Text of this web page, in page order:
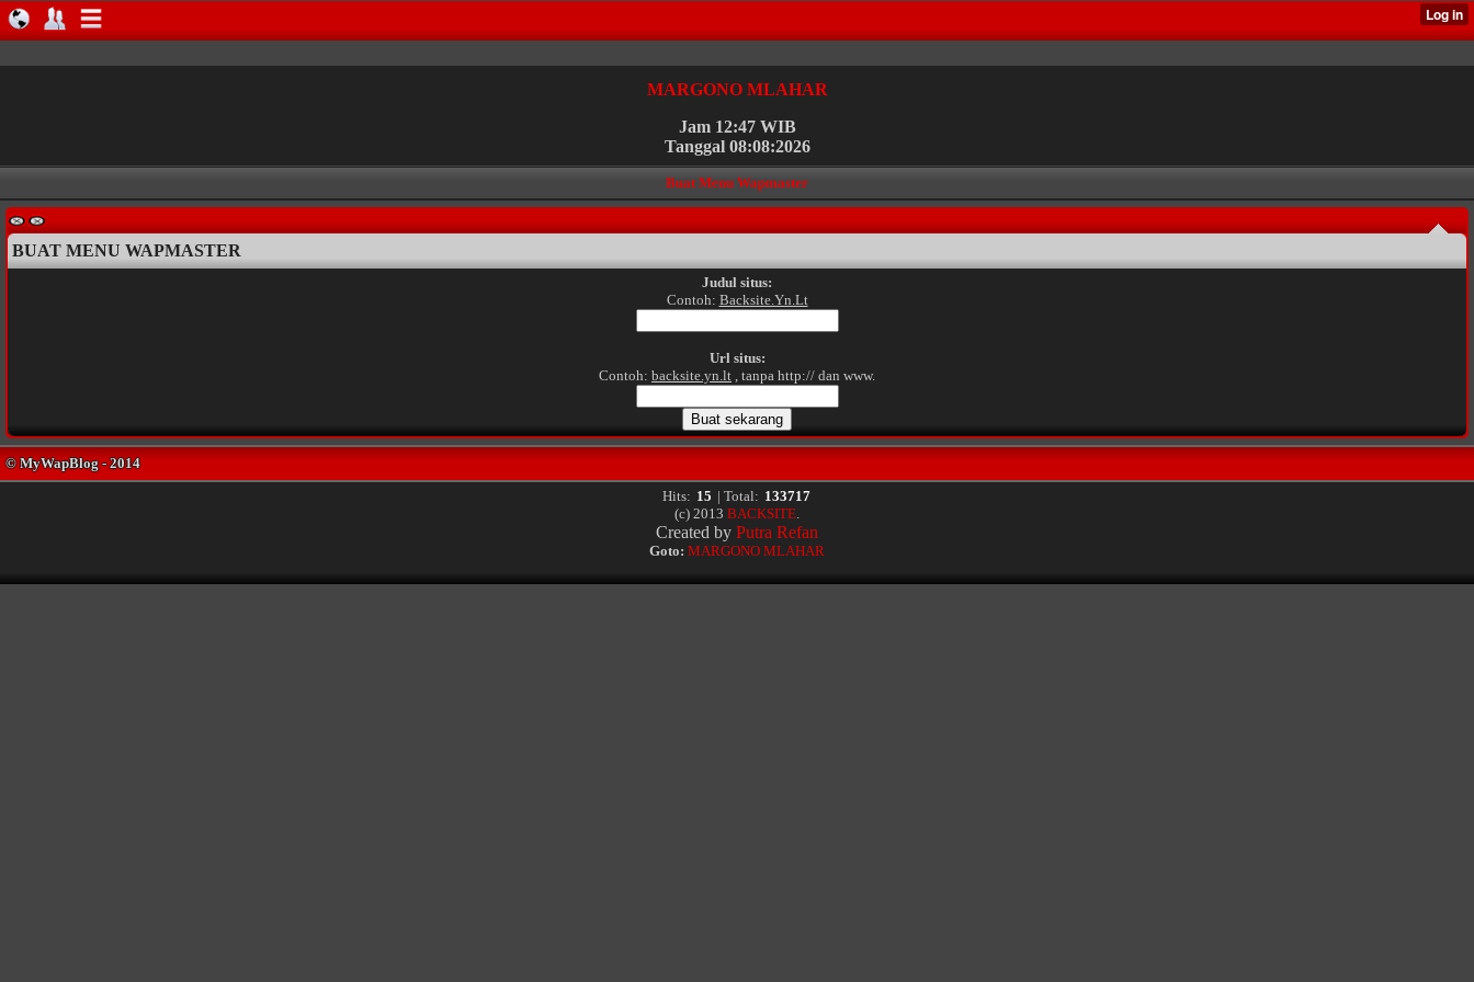
MARGONO MLAHAR
Jam 12:47 WIB
Tanggal 08:08:2026
Buat Menu Wapmaster
BUAT MENU WAPMASTER
Judul situs:
Contoh: Backsite.Yn.Lt
Url situs:
Contoh: backsite.yn.lt , tanpa http:// dan www.
Hits: 15 | Total: 133717
(c) 2013 BACKSITE.
Created by Putra Refan
Goto: MARGONO MLAHAR